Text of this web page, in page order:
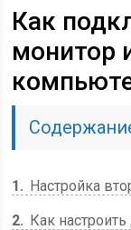
Как
монитор
1
Настройка
2
Как